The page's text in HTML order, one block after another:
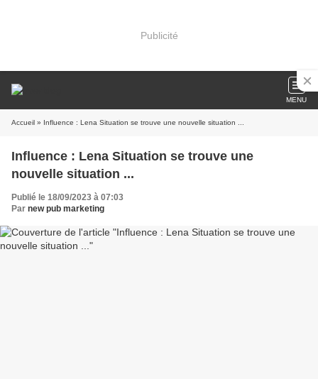
Publicité
MENU
Accueil » Influence : Lena Situation se trouve une nouvelle situation ...
Influence : Lena Situation se trouve une
nouvelle situation ...
Publié le 18/09/2023 à 07:03
Par new pub marketing